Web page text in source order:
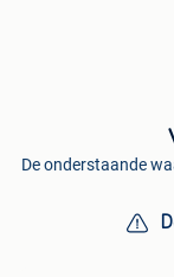
De onderstaande